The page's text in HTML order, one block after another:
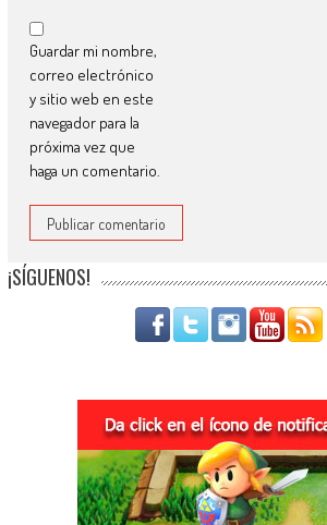
Guardar mi nombre,
correo electrónico
y sitio web en este
navegador para la
próxima vez que
haga un comentario.
¡SÍGUENOS!